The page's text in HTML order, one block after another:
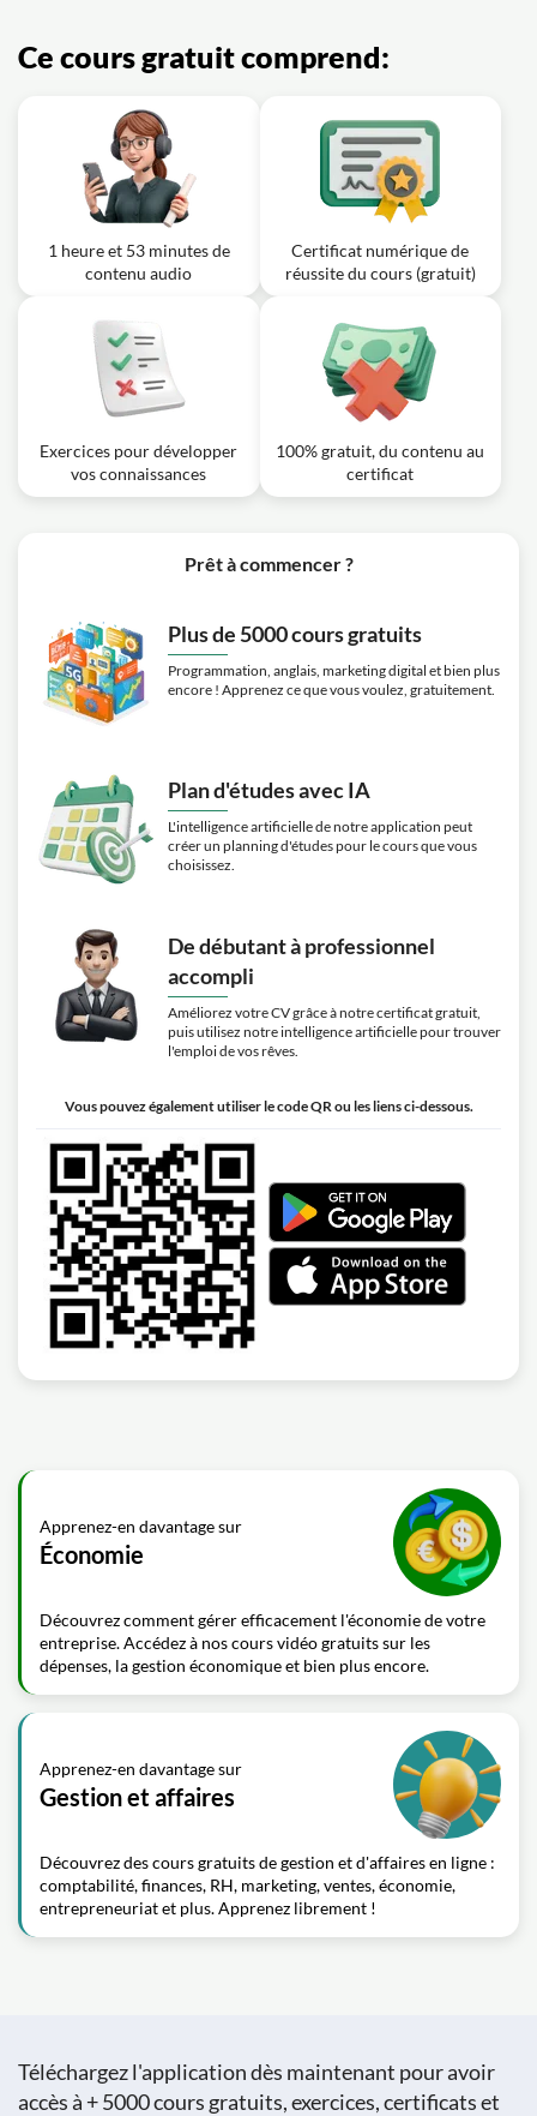
Ce cours gratuit comprend:
1 heure et 53 minutes de
contenu audio
Certificat numérique de
réussite du cours (gratuit)
Exercices pour développer
vos connaissances
100% gratuit, du contenu au
certificat
Prêt à commencer ?
Plus de 5000 cours gratuits
Programmation, anglais, marketing digital et bien plus
encore ! Apprenez ce que vous voulez, gratuitement.
Plan d'études avec IA
L'intelligence artificielle de notre application peut
créer un planning d'études pour le cours que vous
choisissez.
De débutant à professionnel
accompli
Améliorez votre CV grâce à notre certificat gratuit,
puis utilisez notre intelligence artificielle pour trouver
l'emploi de vos rêves.
Vous pouvez également utiliser le code QR ou les liens ci-dessous.
Apprenez-en davantage sur
Économie
Découvrez comment gérer efficacement l'économie de votre
entreprise. Accédez à nos cours vidéo gratuits sur les
dépenses, la gestion économique et bien plus encore.
Apprenez-en davantage sur
Gestion et affaires
Découvrez des cours gratuits de gestion et d'affaires en ligne :
comptabilité, finances, RH, marketing, ventes, économie,
entrepreneuriat et plus. Apprenez librement !
Téléchargez l'application dès maintenant pour avoir
accès à + 5000 cours gratuits, exercices, certificats et